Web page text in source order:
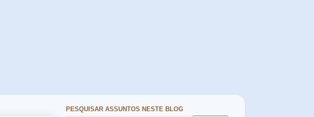
PESQUISAR ASSUNTOS NESTE BLOG